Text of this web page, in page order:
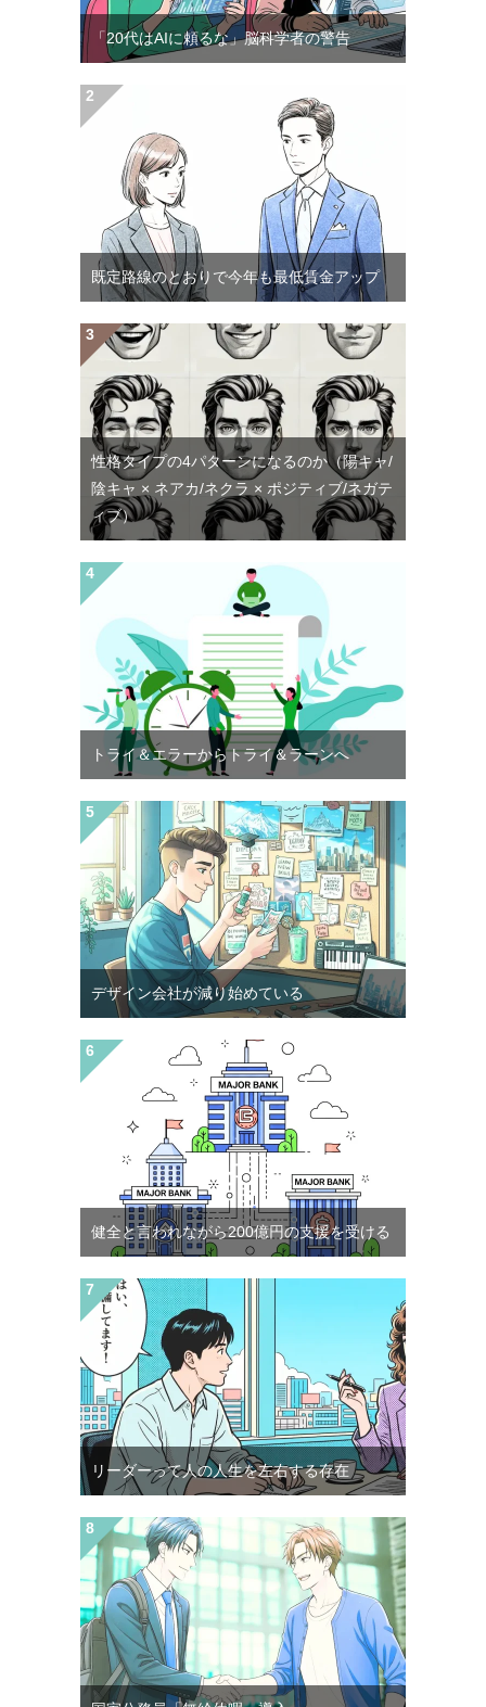
「20代はAIに頼るな」脳科学者の警告
既定路線のとおりで今年も最低賃金アップ
性格タイプの4パターンになるのか（陽キャ/
陰キャ × ネアカ/ネクラ × ポジティブ/ネガテ
ィブ）
トライ＆エラーからトライ＆ラーンへ
デザイン会社が減り始めている
健全と言われながら200億円の支援を受ける
リーダーって人の人生を左右する存在